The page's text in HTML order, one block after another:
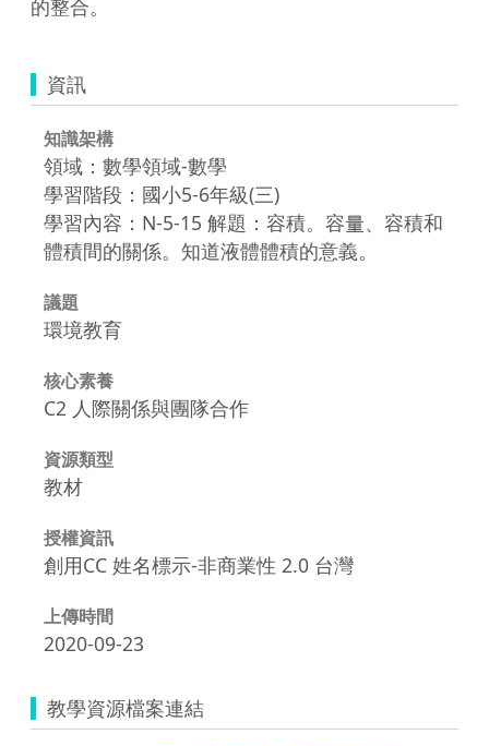
的整合。
資訊
知識架構
領域：數學領域-數學
學習階段：國小5-6年級(三)
學習內容：N-5-15 解題：容積。容量、容積和
體積間的關係。知道液體體積的意義。
議題
環境教育
核心素養
C2 人際關係與團隊合作
資源類型
教材
授權資訊
創用CC 姓名標示-非商業性 2.0 台灣
上傳時間
2020-09-23
教學資源檔案連結